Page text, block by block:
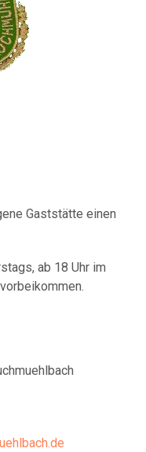
Gaststätte einen
ab 18 Uhr im